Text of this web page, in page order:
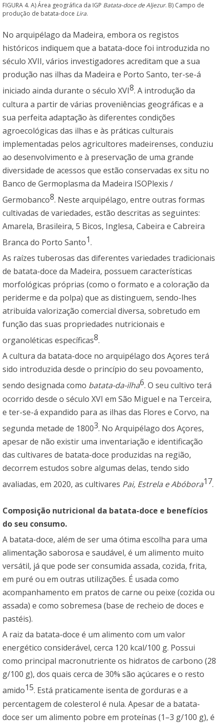
FIGURA 4. A) Área geográfica da IGP Batata-doce de Aljezur. B) Campo de
produção de batata-doce Lira.
No arquipélago da Madeira, embora os registos
históricos indiquem que a batata-doce foi introduzida no
século XVII, vários investigadores acreditam que a sua
produção nas ilhas da Madeira e Porto Santo, ter-se-á
iniciado ainda durante o século XVI8. A introdução da
cultura a partir de várias proveniências geográficas e a
sua perfeita adaptação às diferentes condições
agroecológicas das ilhas e às práticas culturais
implementadas pelos agricultores madeirenses, conduziu
ao desenvolvimento e à preservação de uma grande
diversidade de acessos que estão conservadas ex situ no
Banco de Germoplasma da Madeira ISOPlexis /
Germobanco8. Neste arquipélago, entre outras formas
cultivadas de variedades, estão descritas as seguintes:
Amarela, Brasileira, 5 Bicos, Inglesa, Cabeira e Cabreira
Branca do Porto Santo1.
As raízes tuberosas das diferentes variedades tradicionais
de batata-doce da Madeira, possuem características
morfológicas próprias (como o formato e a coloração da
periderme e da polpa) que as distinguem, sendo-lhes
atribuída valorização comercial diversa, sobretudo em
função das suas propriedades nutricionais e
organoléticas específicas8.
A cultura da batata-doce no arquipélago dos Açores terá
sido introduzida desde o princípio do seu povoamento,
sendo designada como batata-da-ilha6. O seu cultivo terá
ocorrido desde o século XVI em São Miguel e na Terceira,
e ter-se-á expandido para as ilhas das Flores e Corvo, na
segunda metade de 18003. No Arquipélago dos Açores,
apesar de não existir uma inventariação e identificação
das cultivares de batata-doce produzidas na região,
decorrem estudos sobre algumas delas, tendo sido
avaliadas, em 2020, as cultivares Pai, Estrela e Abóbora17.
Composição nutricional da batata-doce e benefícios
do seu consumo.
A batata-doce, além de ser uma ótima escolha para uma
alimentação saborosa e saudável, é um alimento muito
versátil, já que pode ser consumida assada, cozida, frita,
em puré ou em outras utilizações. É usada como
acompanhamento em pratos de carne ou peixe (cozida ou
assada) e como sobremesa (base de recheio de doces e
pastéis).
A raiz da batata-doce é um alimento com um valor
energético considerável, cerca 120 kcal/100 g. Possui
como principal macronutriente os hidratos de carbono (28
g/100 g), dos quais cerca de 30% são açúcares e o resto
amido15. Está praticamente isenta de gorduras e a
percentagem de colesterol é nula. Apesar de a batata-
doce ser um alimento pobre em proteínas (1–3 g/100 g), é